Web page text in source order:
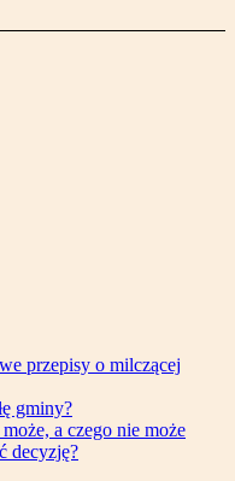
przepisy o milczącej
gminy?
a czego nie może
decyzję?